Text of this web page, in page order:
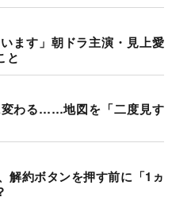
ます」朝ドラ主演・見上愛
と
変わる……地図を「二度見す
解約ボタンを押す前に「1ヵ